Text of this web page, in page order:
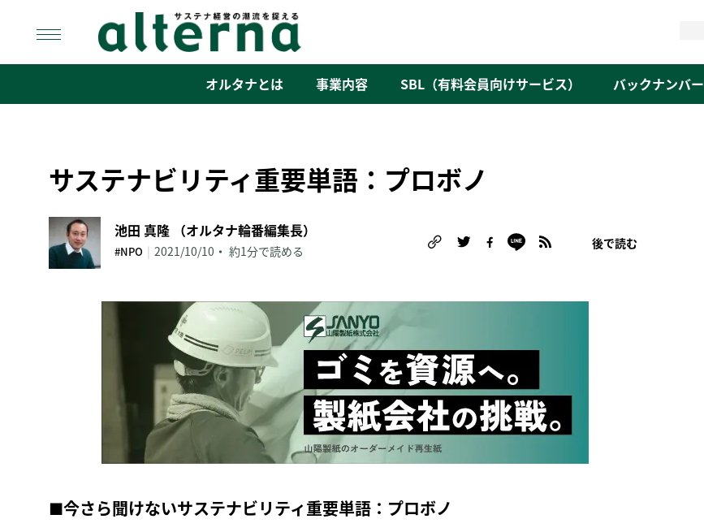
content
オルタナとは 事業内容 SBL（有料会員向けサービス） バックナンバー
サステナビリティ重要単語：プロボノ
池田 真隆 （オルタナ輪番編集長）
#NPO | 2021/10/10 約1分で読める
後で読む
■今さら聞けないサステナビリティ重要単語：プロボノ